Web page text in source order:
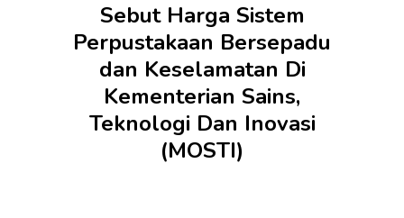
Sebut Harga Sistem
Perpustakaan Bersepadu
dan Keselamatan Di
Kementerian Sains,
Teknologi Dan Inovasi
(MOSTI)